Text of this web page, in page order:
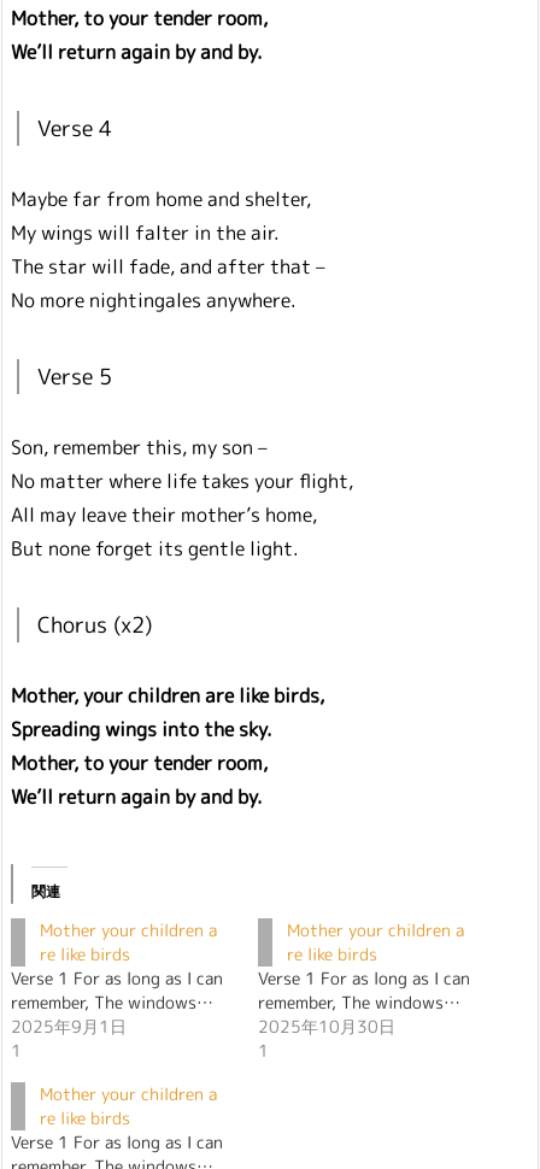
Mother, to your tender room,
We’ll return again by and by.
Verse 4
Maybe far from home and shelter,
My wings will falter in the air.
The star will fade, and after that –
No more nightingales anywhere.
Verse 5
Son, remember this, my son –
No matter where life takes your flight,
All may leave their mother’s home,
But none forget its gentle light.
Chorus (x2)
Mother, your children are like birds,
Spreading wings into the sky.
Mother, to your tender room,
We’ll return again by and by.
関連
Mother your children a
re like birds
Verse 1 For as long as I can
remember, The windows…
2025年9月1日
1
Mother your children a
re like birds
Verse 1 For as long as I can
remember, The windows…
2025年10月30日
1
Mother your children a
re like birds
Verse 1 For as long as I can